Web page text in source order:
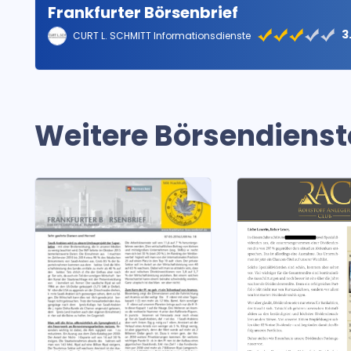
Frankfurter Börsenbrief
CURT L. SCHMITT Informationsdienste
Weitere